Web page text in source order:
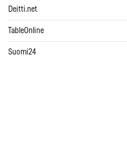
Deitti.net
TableOnline
Suomi24